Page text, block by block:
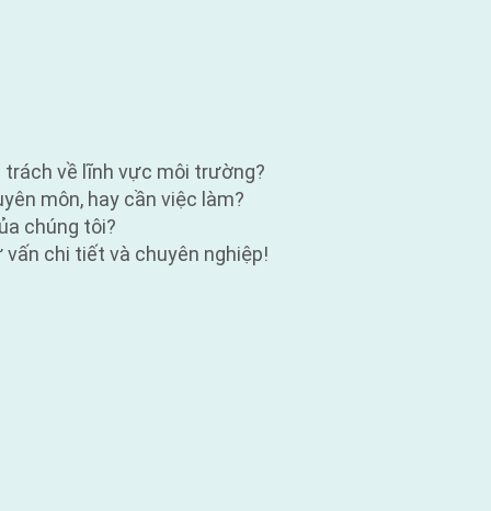
trách về lĩnh vực môi trường?
môn, hay cần việc làm?
chúng tôi?
chi tiết và chuyên nghiệp!